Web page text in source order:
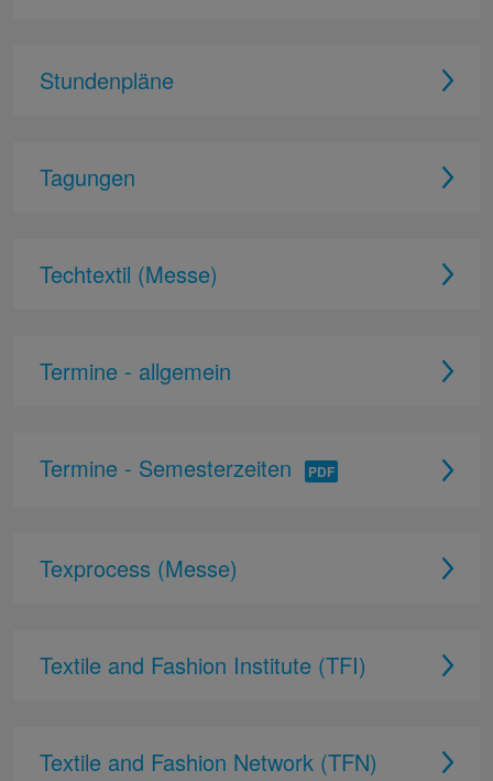
Stundenpläne
Tagungen
Techtextil (Messe)
Termine - allgemein
Termine - Semesterzeiten
Texprocess (Messe)
Textile and Fashion Institute (TFI)
Textile and Fashion Network (TFN)